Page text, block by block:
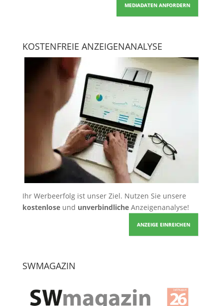
MEDIADATEN ANFORDERN
KOSTENFREIE ANZEIGENANALYSE
Ihr Werbeerfolg ist unser Ziel. Nutzen Sie unsere
kostenloseund unverbindlicheAnzeigenanalyse!
ANZEIGE EINREICHEN
SWMAGAZIN